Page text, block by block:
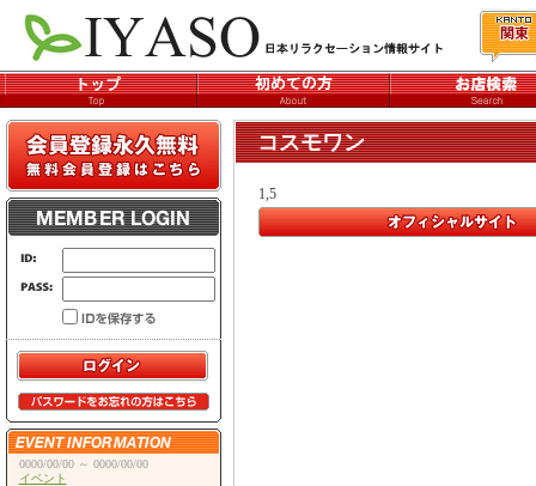
コスモワン
1,5
0000/00/00 ～ 0000/00/00
イベント